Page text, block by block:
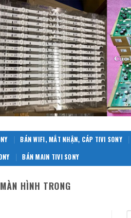
BÁN WIFI, MẮT NHẬN, CÁP TIVI SONY
BÁN MAIN TIVI SONY
HÌNH TRONG